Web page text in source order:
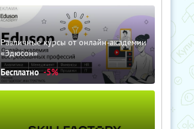
Различные курсы от онлайн-академии
«Эдюсон»
Бесплатно -5%